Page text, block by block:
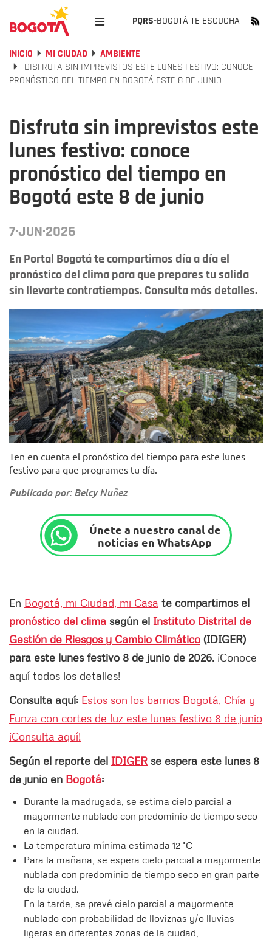
PQRS-BOGOTÁ TE ESCUCHA
INICIO MI CIUDAD
AMBIENTE
DISFRUTA SIN IMPREVISTOS ESTE LUNES FESTIVO: CONOCE
PRONÓSTICO DEL TIEMPO EN BOGOTÁ ESTE 8 DE JUNIO
Disfruta sin imprevistos este
lunes festivo: conoce
pronóstico del tiempo en
Bogotá este 8 de junio
7·JUN·2026
En Portal Bogotá te compartimos día a día el
pronóstico del clima para que prepares tu salida
sin llevarte contratiempos. Consulta más detalles.
Foto: Alcaldía Mayor de Bogotá.
Ten en cuenta el pronóstico del tiempo para este lunes
festivo para que programes tu día.
Publicado por: Belcy Nuñez
Únete a nuestro canal de
noticias en WhatsApp
En Bogotá, mi Ciudad, mi Casa te compartimos el
pronóstico del clima según el Instituto Distrital de
Gestión de Riesgos y Cambio Climático (IDIGER)
para este lunes festivo 8 de junio de 2026. ¡Conoce
aquí todos los detalles!
Consulta aquí: Estos son los barrios Bogotá, Chía y
Funza con cortes de luz este lunes festivo 8 de junio
¡Consulta aquí!
Según el reporte del IDIGER se espera este lunes 8
de junio en Bogotá:
Durante la madrugada, se estima cielo parcial a
mayormente nublado con predominio de tiempo seco
en la ciudad.
La temperatura mínima estimada 12 °C
Para la mañana, se espera cielo parcial a mayormente
nublada con predominio de tiempo seco en gran parte
de la ciudad.
En la tarde, se prevé cielo parcial a mayormente
nublado con probabilidad de lloviznas y/o lluvias
ligeras en diferentes zonas de la ciudad,